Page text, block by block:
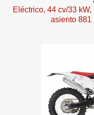
Eléctrico, 44 cv/33
asiento 881